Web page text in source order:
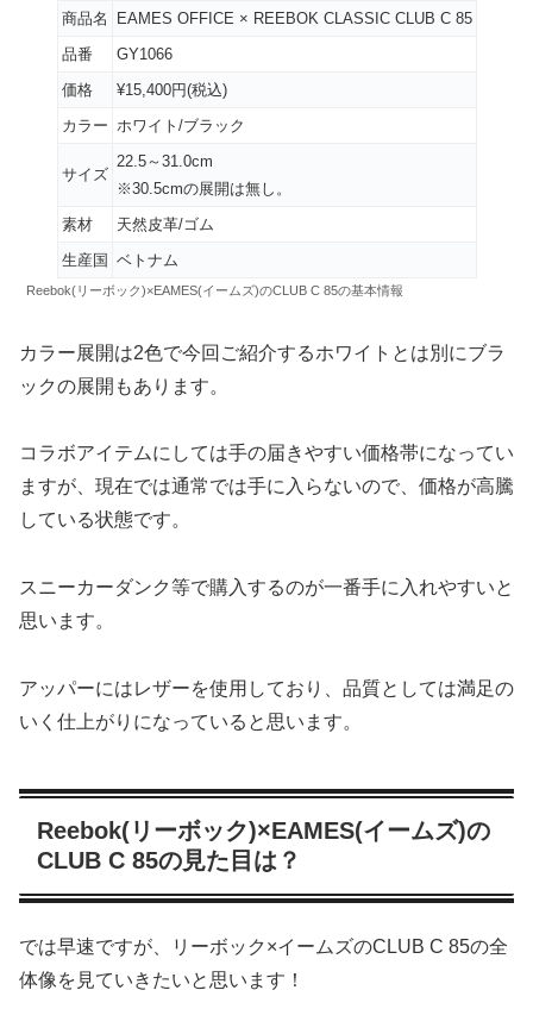
商品名
EAMES OFFICE × REEBOK CLASSIC CLUB C 85
品番
GY1066
価格
¥15,400円(税込)
カラー ホワイト/ブラック
サイズ
22.5～31.0cm
※30.5cmの展開は無し。
素材
天然皮革/ゴム
生産国 ベトナム
Reebok(リーボック)×EAMES(イームズ)のCLUB C 85の基本情報
カラー展開は2色で今回ご紹介するホワイトとは別にブラ
ックの展開もあります。
コラボアイテムにしては手の届きやすい価格帯になってい
ますが、現在では通常では手に入らないので、価格が高騰
している状態です。
スニーカーダンク等で購入するのが一番手に入れやすいと
思います。
アッパーにはレザーを使用しており、品質としては満足の
いく仕上がりになっていると思います。
Reebok(リーボック)×EAMES(イームズ)の
CLUB C 85の見た目は？
では早速ですが、リーボック×イームズのCLUB C 85の全
体像を見ていきたいと思います！